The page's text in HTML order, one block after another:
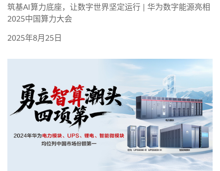
筑基AI算力底座，让数字世界坚定运行 | 华为数字能源亮相
2025中国算力大会
2025年8月25日